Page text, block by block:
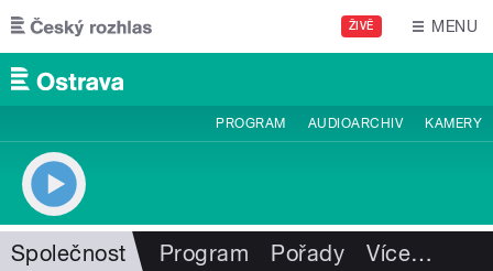
Přejít k hlavnímu obsahu
ŽIVĚ MENU
PROGRAM AUDIOARCHIV KAMERY
Společnost Program Pořady Více…